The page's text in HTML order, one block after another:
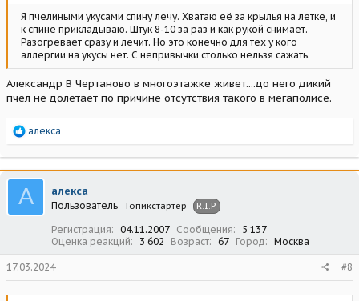
Я пчелиными укусами спину лечу. Хватаю её за крылья на летке, и
к спине прикладываю. Штук 8-10 за раз и как рукой снимает.
Разогревает сразу и лечит. Но это конечно для тех у кого
аллергии на укусы нет. С непривычки столько нельзя сажать.
Александр В Чертаново в многоэтажке живет....до него дикий
пчел не долетает по причине отсутствия такого в мегаполисе.
Р
а
к
ц
и
и
алекса
А алекса
Пользователь Топикстартер R.I.P.
Регистрация 04.11.2007 Сообщения
5 137
Оценка реакций
3 602 Возраст 67 Город Москва
17.03.2024 #8